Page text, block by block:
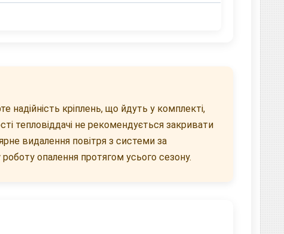
надійність кріплень, що йдуть у комплекті,
тепловіддачі не рекомендується закривати
видалення повітря з системи за
опалення протягом усього сезону.